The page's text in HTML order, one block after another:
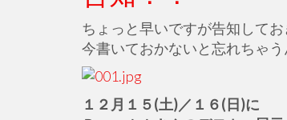
ちょっと早いですが告知して
今書いておかないと忘れちゃ
１２月１５(土)／１６(日)に